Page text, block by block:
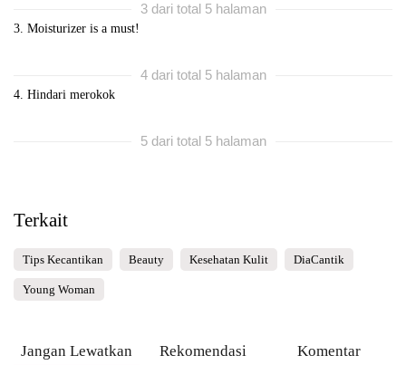
3 dari total 5 halaman
3. Moisturizer is a must!
4 dari total 5 halaman
4. Hindari merokok
5 dari total 5 halaman
Terkait
Tips Kecantikan Beauty Kesehatan Kulit DiaCantik
Young Woman
Jangan Lewatkan Rekomendasi Komentar